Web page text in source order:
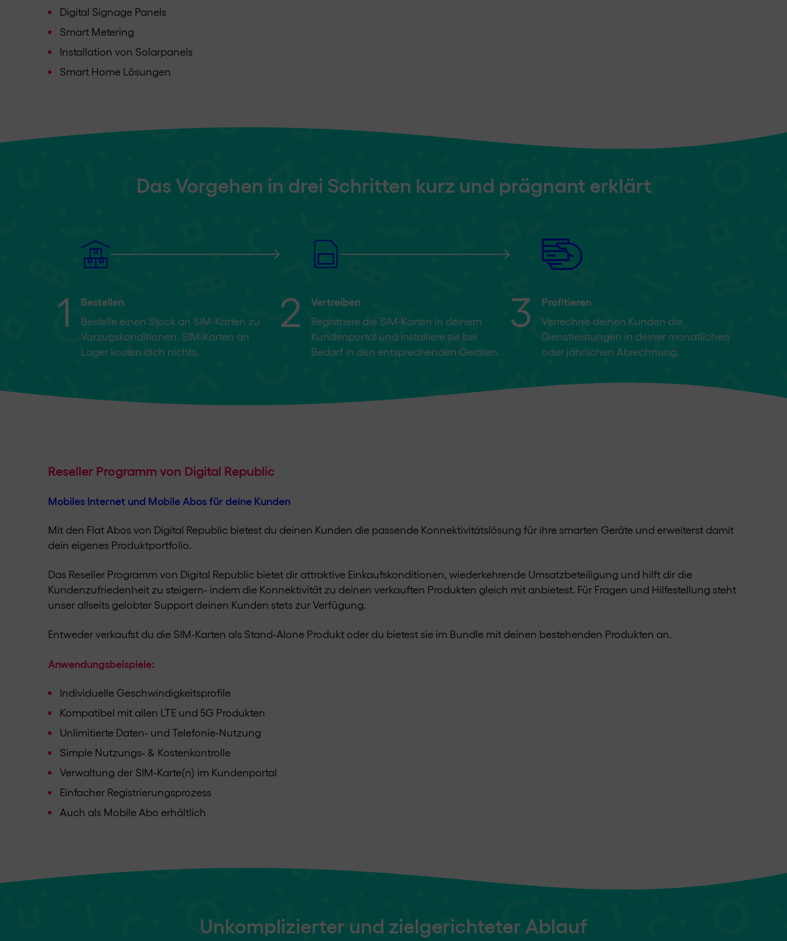
Digital Signage Panels
Smart Metering
Installation von Solarpanels
Smart Home Lösungen
Das Vorgehen in drei Schritten kurz und prägnant erklärt
1 Bestellen
Bestelle einen Stock an SIM-Karten zu
Vorzugskonditionen. SIM-Karten an
Lager kosten dich nichts.
2 Vertreiben
Registriere die SIM-Karten in deinem
Kundenportal und installiere sie bei
Bedarf in den entsprechenden Geräten.
3 Profitieren
Verrechne deinen Kunden die
Dienstleistungen in deiner monatlichen
oder jährlichen Abrechnung.
Reseller Programm von Digital Republic​
Mobiles Internet und Mobile Abos für deine Kunden
Mit den Flat Abos von Digital Republic bietest du deinen Kunden die passende Konnektivitätslösung für ihre smarten Geräte und erweiterst damit
dein eigenes Produktportfolio.
Das Reseller Programm von Digital Republic bietet dir attraktive Einkaufskonditionen, wiederkehrende Umsatzbeteiligung und hilft dir die
Kundenzufriedenheit zu steigern- indem die Konnektivität zu deinen verkauften Produkten gleich mit anbietest. Für Fragen und Hilfestellung steht
unser allseits gelobter Support deinen Kunden stets zur Verfügung.
Entweder verkaufst du die SIM-Karten als Stand-Alone Produkt oder du bietest sie im Bundle mit deinen bestehenden Produkten an.
Anwendungsbeispiele:
Individuelle Geschwindigkeitsprofile
Kompatibel mit allen LTE und 5G Produkten
Unlimitierte Daten- und Telefonie-Nutzung
Simple Nutzungs- & Kostenkontrolle
Verwaltung der SIM-Karte(n) im Kundenportal
Einfacher Registrierungsprozess
Auch als Mobile Abo erhältlich
Unkomplizierter und zielgerichteter Ablauf